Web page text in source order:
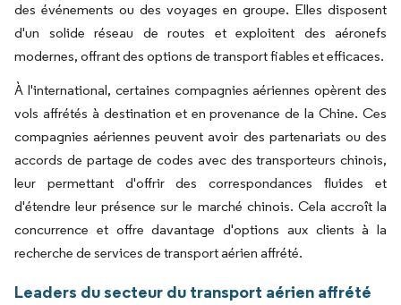
des événements ou des voyages en groupe. Elles disposent
d'un solide réseau de routes et exploitent des aéronefs
modernes, offrant des options de transport fiables et efficaces.
À l'international, certaines compagnies aériennes opèrent des
vols affrétés à destination et en provenance de la Chine. Ces
compagnies aériennes peuvent avoir des partenariats ou des
accords de partage de codes avec des transporteurs chinois,
leur permettant d'offrir des correspondances fluides et
d'étendre leur présence sur le marché chinois. Cela accroît la
concurrence et offre davantage d'options aux clients à la
recherche de services de transport aérien affrété.
Leaders du secteur du transport aérien affrété